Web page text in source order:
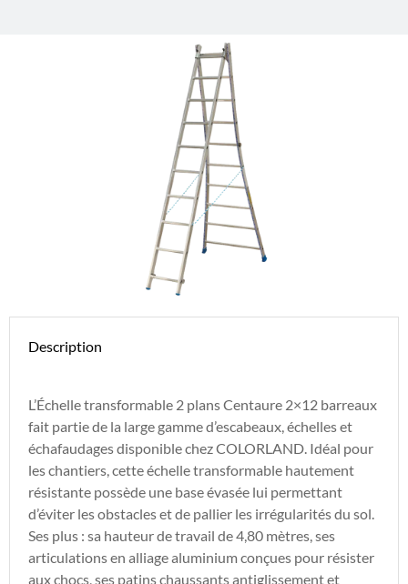
Description
L’Échelle transformable 2 plans Centaure 2×12 barreaux
fait partie de la large gamme d’escabeaux, échelles et
échafaudages disponible chez COLORLAND. Idéal pour
les chantiers, cette échelle transformable hautement
résistante possède une base évasée lui permettant
d’éviter les obstacles et de pallier les irrégularités du sol.
Ses plus : sa hauteur de travail de 4,80 mètres, ses
articulations en alliage aluminium conçues pour résister
aux chocs, ses patins chaussants antiglissement et